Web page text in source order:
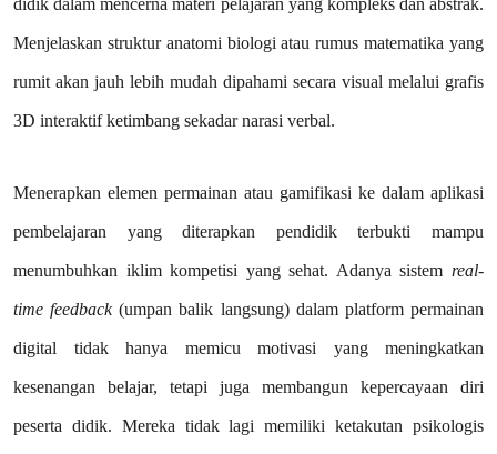
didik dalam mencerna materi pelajaran yang kompleks dan abstrak.
Menjelaskan struktur anatomi biologi atau rumus matematika yang
rumit akan jauh lebih mudah dipahami secara visual melalui grafis
3D interaktif ketimbang sekadar narasi verbal.
Menerapkan elemen permainan atau gamifikasi ke dalam aplikasi
pembelajaran yang diterapkan pendidik terbukti mampu
menumbuhkan iklim kompetisi yang sehat. Adanya sistem real-
time feedback(umpan balik langsung) dalam platform permainan
digital tidak hanya memicu motivasi yang meningkatkan
kesenangan belajar, tetapi juga membangun kepercayaan diri
peserta didik. Mereka tidak lagi memiliki ketakutan psikologis